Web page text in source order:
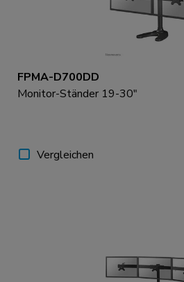
FPMA-D700DD
Monitor-Ständer 19-30"
Vergleichen